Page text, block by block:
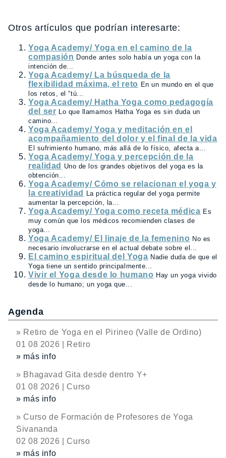
Otros artículos que podrían interesarte:
Yoga Academy/ Yoga en el camino de la
compasión Donde antes solo había un yoga con la
intención de...
Yoga Academy/ La búsqueda de la
flexibilidad máxima, el reto En un mundo en el que
los retos, el “tú...
Yoga Academy/ Hatha Yoga como pedagogía
del ser
Lo que llamamos Hatha Yoga es sin duda un
camino...
Yoga Academy/ Yoga y meditación en el
acompañamiento del dolor y el final de la vida
El sufrimiento humano, más allá de lo físico, afecta a...
Yoga Academy/ Yoga y percepción de la
realidad
Uno de los grandes objetivos del yoga es la
obtención...
Yoga Academy/ Cómo se relacionan el yoga y
la creatividad
La práctica regular del yoga permite
aumentar la percepción, la...
Yoga Academy/ Yoga como receta médica Es
muy común que los médicos recomienden clases de
yoga...
Yoga Academy/ El linaje de la femenino No es
necesario involucrarse en el actual debate sobre el...
El camino espiritual del Yoga Nadie duda de que el
Yoga tiene un sentido principalmente...
Vivir el Yoga desde lo humano Hay un yoga vivido
desde lo humano; un yoga que...
Agenda
» Retiro de Yoga en el Pirineo (Valle de Ordino)
01 08 2026 | Retiro
» más info
» Bhagavad Gita desde dentro Y+
01 08 2026 | Curso
» más info
» Curso de Formación de Profesores de Yoga
Sivananda
02 08 2026 | Curso
» más info